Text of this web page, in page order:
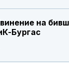
на
Бургас